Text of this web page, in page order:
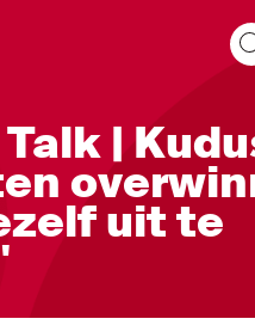
|
uit te